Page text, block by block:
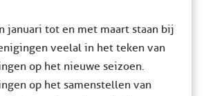
januari tot en met maart staan bij
veelal in het teken van
op het nieuwe seizoen.
op het samenstellen van